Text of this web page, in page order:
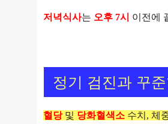
저녁식사는 오후 7시 이전에
정기 검진과 꾸
혈당및 당화혈색소 수치, 체